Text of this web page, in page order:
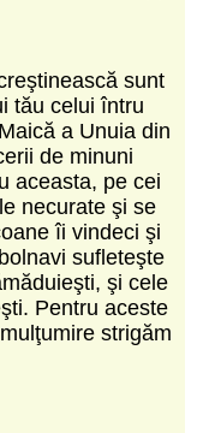
sunt
tău celui întru
a Unuia din
de minuni
aceasta, pe cei
necurate şi se
îi vindeci şi
sufleteşte
şi cele
Pentru aceste
strigăm